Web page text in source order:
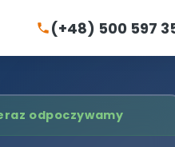
(+48) 500 597
odpoczywamy